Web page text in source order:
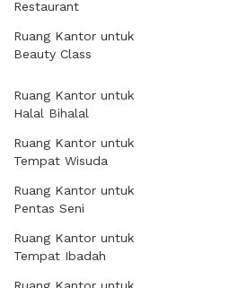
Restaurant
Ruang Kantor untuk
Beauty Class
Ruang Kantor untuk
Halal Bihalal
Ruang Kantor untuk
Tempat Wisuda
Ruang Kantor untuk
Pentas Seni
Ruang Kantor untuk
Tempat Ibadah